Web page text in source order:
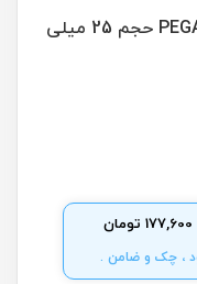
عطر جیبی مردانه دلگادو مدل PEGASOS حجم 25 میلی
177,600 تومان